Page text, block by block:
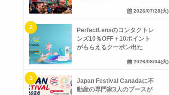
2026/07/28(火)
PerfectLensのコンタクトレ
ンズ10％OFF＋10ポイント
がもらえるクーポン出た
2026/08/04(火)
Japan Festival Canadaに不
動産の専門家3人のブースが